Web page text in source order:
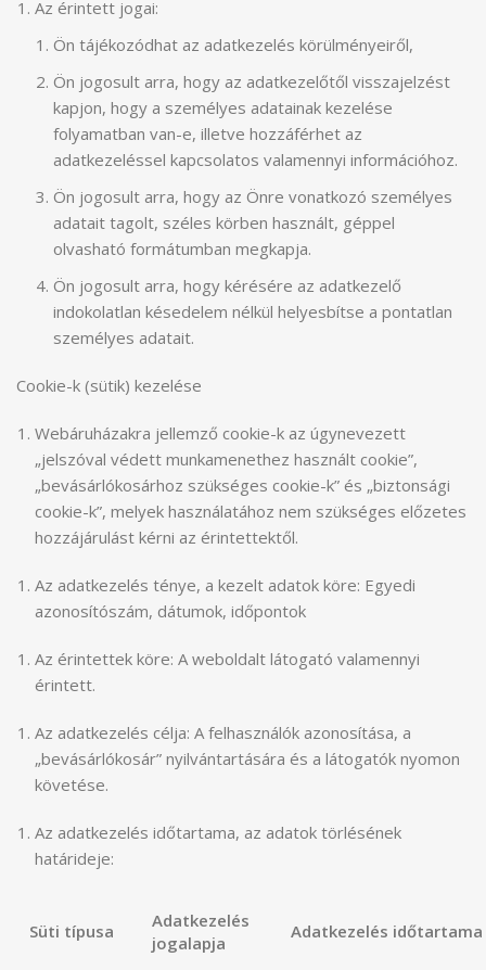
Az érintett jogai:
Ön tájékozódhat az adatkezelés körülményeiről,
Ön jogosult arra, hogy az adatkezelőtől visszajelzést
kapjon, hogy a személyes adatainak kezelése
folyamatban van-e, illetve hozzáférhet az
adatkezeléssel kapcsolatos valamennyi információhoz.
Ön jogosult arra, hogy az Önre vonatkozó személyes
adatait tagolt, széles körben használt, géppel
olvasható formátumban megkapja.
Ön jogosult arra, hogy kérésére az adatkezelő
indokolatlan késedelem nélkül helyesbítse a pontatlan
személyes adatait.
Cookie-k (sütik) kezelése
Webáruházakra jellemző cookie-k az úgynevezett
„jelszóval védett munkamenethez használt cookie”,
„bevásárlókosárhoz szükséges cookie-k” és „biztonsági
cookie-k”, melyek használatához nem szükséges előzetes
hozzájárulást kérni az érintettektől.
Az adatkezelés ténye, a kezelt adatok köre: Egyedi
azonosítószám, dátumok, időpontok
Az érintettek köre: A weboldalt látogató valamennyi
érintett.
Az adatkezelés célja: A felhasználók azonosítása, a
„bevásárlókosár” nyilvántartására és a látogatók nyomon
követése.
Az adatkezelés időtartama, az adatok törlésének
határideje:
Süti típusa
Adatkezelés
jogalapja
Adatkezelés időtartama